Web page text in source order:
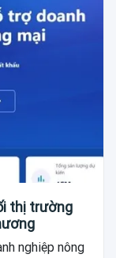
thị trường
nghiệp nông